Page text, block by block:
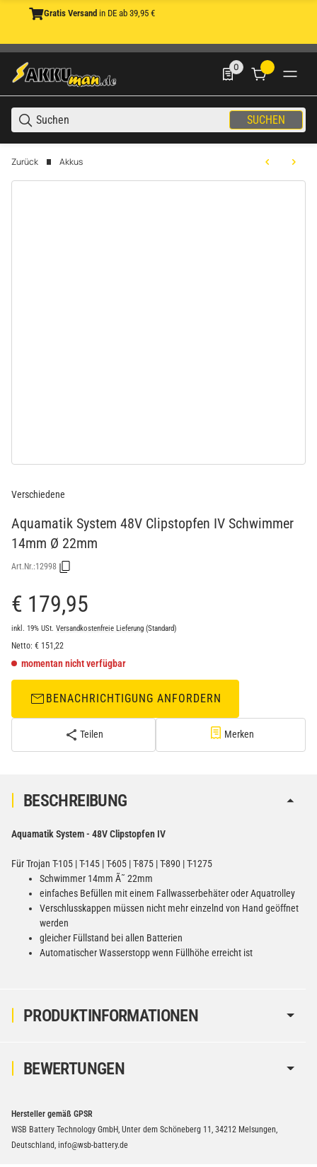
Gratis Versand in DE ab 39,95 €
SUCHEN
0
0 Produkte in der
Zurück Akkus
Verschiedene
Aquamatik System 48V Clipstopfen IV Schwimmer
14mm Ø 22mm
Art.Nr.:12998
€ 179,95
inkl. 19% USt. Versandkostenfreie Lieferung (Standard)
Netto: € 151,22
momentan nicht verfügbar
BENACHRICHTIGUNG ANFORDERN
Teilen Merken
PRODUKTINFORMATIONEN
BESCHREIBUNG
Aquamatik System - 48V Clipstopfen IV
Für Trojan T-105 | T-145 | T-605 | T-875 | T-890 | T-1275
Schwimmer 14mm Ã˜ 22mm
einfaches Befüllen mit einem Fallwasserbehäter oder Aquatrolley
Verschlusskappen müssen nicht mehr einzelnd von Hand geöffnet
werden
gleicher Füllstand bei allen Batterien
Automatischer Wasserstopp wenn Füllhöhe erreicht ist
BEWERTUNGEN
Hersteller gemäß GPSR
WSB Battery Technology GmbH, Unter dem Schöneberg 11, 34212 Melsungen,
Deutschland, info@wsb-battery.de